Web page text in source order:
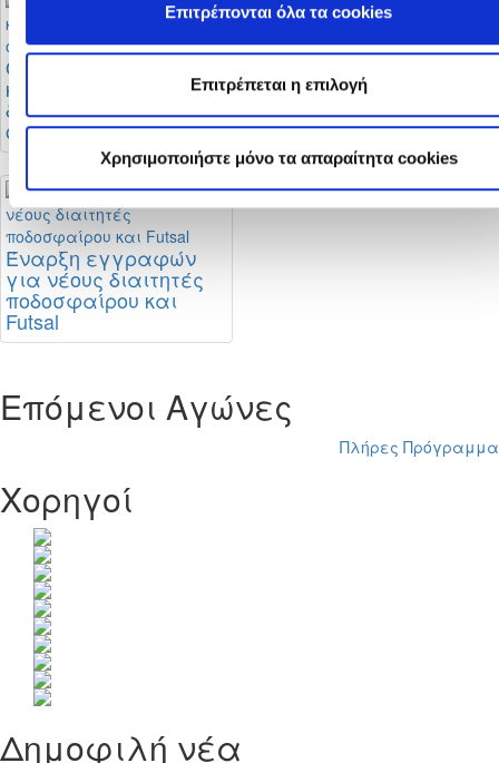
Επιτρέπονται όλα τα cookies
Επιτρέπεται η επιλογή
Χρησιμοποιήστε μόνο τα απαραίτητα cookies
Οι αλλαγές στους
κανονισμούς
διαιτησίας και οι
οδηγίες της ΚΟΠ
περίοδος: Τι ισχύει
και πότε
ολοκληρώνεται
Έναρξη εγγραφών
για νέους διαιτητές
ποδοσφαίρου και
Futsal
Επόμενοι Αγώνες
Πλήρες Πρόγραμμα
Χορηγοί
Δημοφιλή νέα